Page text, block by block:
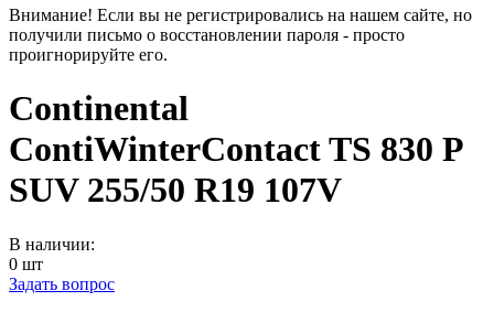
Внимание! Если вы не регистрировались на нашем сайте, но
получили письмо о восстановлении пароля - просто
проигнорируйте его.
Continental
ContiWinterContact TS 830 P
SUV 255/50 R19 107V
В наличии:
0 шт
Задать вопрос